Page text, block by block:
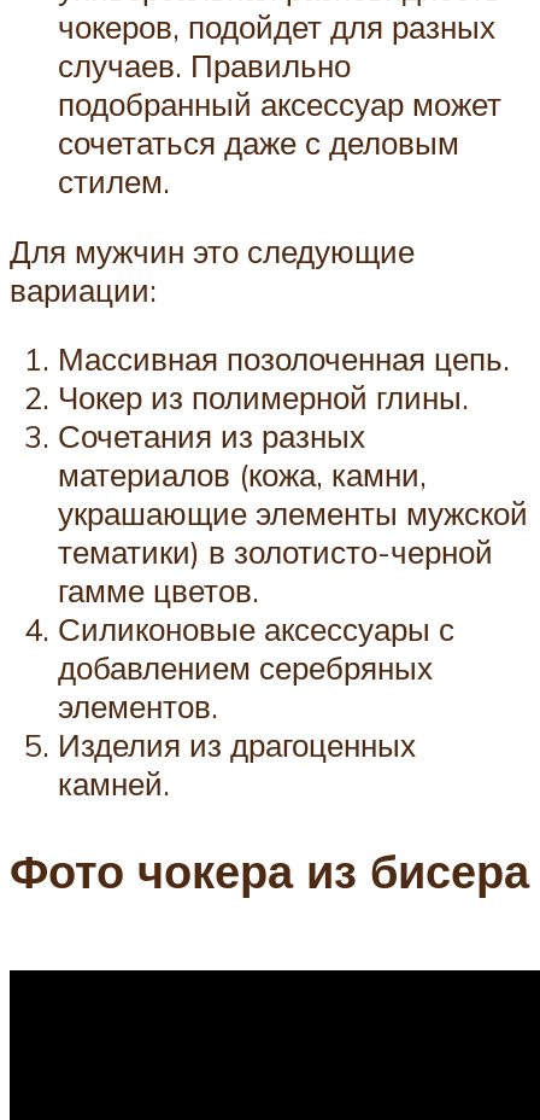
чокеров, подойдет для разных
случаев. Правильно
подобранный аксессуар может
сочетаться даже с деловым
стилем.
Для мужчин это следующие
вариации:
Массивная позолоченная цепь.
Чокер из полимерной глины.
Сочетания из разных
материалов (кожа, камни,
украшающие элементы мужской
тематики) в золотисто-черной
гамме цветов.
Силиконовые аксессуары с
добавлением серебряных
элементов.
Изделия из драгоценных
камней.
Фото чокера из бисера